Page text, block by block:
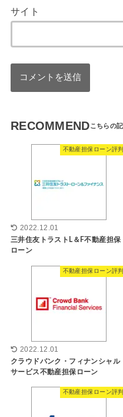
サイト
RECOMMEND
不動産担保ローン評判
2022.12.01
三井住友トラストL＆F不動産担保
ローン
不動産担保ローン評判
2022.12.01
クラウドバンク・フィナンシャル
サービス不動産担保ローン
不動産担保ローン評判